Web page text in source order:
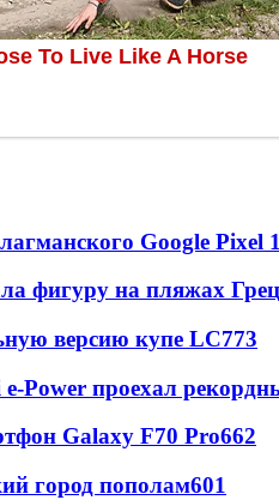
Google Pixel
фигуру на пляжах
версию купе LC773
Power проехал
Galaxy F70 Pro662
город пополам601